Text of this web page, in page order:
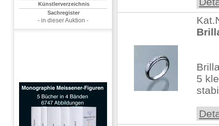
Künstlerverzeichnis
Sachregister
- in dieser Auktion -
5